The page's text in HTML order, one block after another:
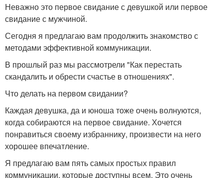
Неважно это первое свидание с девушкой или первое
свидание с мужчиной.
Сегодня я предлагаю вам продолжить знакомство с
методами эффективной коммуникации.
В прошлый раз мы рассмотрели "Как перестать
скандалить и обрести счастье в отношениях".
Что делать на первом свидании?
Каждая девушка, да и юноша тоже очень волнуются,
когда собираются на первое свидание. Хочется
понравиться своему избраннику, произвести на него
хорошее впечатление.
Я предлагаю вам пять самых простых правил
коммуникации, которые доступны всем. Это очень